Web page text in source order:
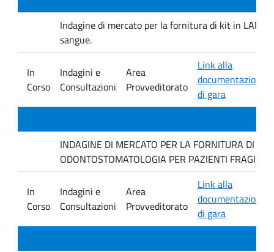
Indagine di mercato per la fornitura di kit in LAMP
sangue.
In
Corso
Indagini e
Consultazioni
Area
Provveditorato
Link alla
documentazione
di gara
INDAGINE DI MERCATO PER LA FORNITURA DI
ODONTOSTOMATOLOGIA PER PAZIENTI FRAGILI.
In
Corso
Indagini e
Consultazioni
Area
Provveditorato
Link alla
documentazione
di gara